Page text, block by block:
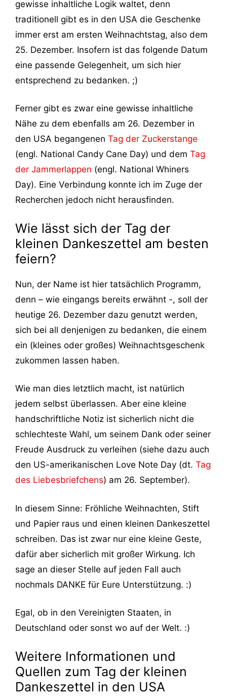
gewisse inhaltliche Logik waltet, denn
traditionell gibt es in den USA die Geschenke
immer erst am ersten Weihnachtstag, also dem
25. Dezember. Insofern ist das folgende Datum
eine passende Gelegenheit, um sich hier
entsprechend zu bedanken. ;)
Ferner gibt es zwar eine gewisse inhaltliche
Nähe zu dem ebenfalls am 26. Dezember in
den USA begangenen Tag der Zuckerstange
(engl. National Candy Cane Day) und dem Tag
der Jammerlappen (engl. National Whiners
Day). Eine Verbindung konnte ich im Zuge der
Recherchen jedoch nicht herausfinden.
Wie lässt sich der Tag der
kleinen Dankeszettel am besten
feiern?
Nun, der Name ist hier tatsächlich Programm,
denn – wie eingangs bereits erwähnt -, soll der
heutige 26. Dezember dazu genutzt werden,
sich bei all denjenigen zu bedanken, die einem
ein (kleines oder großes) Weihnachtsgeschenk
zukommen lassen haben.
Wie man dies letztlich macht, ist natürlich
jedem selbst überlassen. Aber eine kleine
handschriftliche Notiz ist sicherlich nicht die
schlechteste Wahl, um seinem Dank oder seiner
Freude Ausdruck zu verleihen (siehe dazu auch
den US-amerikanischen Love Note Day (dt. Tag
des Liebesbriefchens) am 26. September).
In diesem Sinne: Fröhliche Weihnachten, Stift
und Papier raus und einen kleinen Dankeszettel
schreiben. Das ist zwar nur eine kleine Geste,
dafür aber sicherlich mit großer Wirkung. Ich
sage an dieser Stelle auf jeden Fall auch
nochmals DANKE für Eure Unterstützung. :)
Egal, ob in den Vereinigten Staaten, in
Deutschland oder sonst wo auf der Welt. :)
Weitere Informationen und
Quellen zum Tag der kleinen
Dankeszettel in den USA